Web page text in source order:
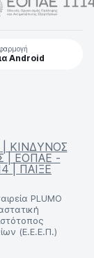
Android
ΚΙΝΔΥΝΟΣ
| ΕΟΠΑΕ -
| ΠΑΙΞΕ
PLUMO
(Ε.Ε.Ε.Π.)